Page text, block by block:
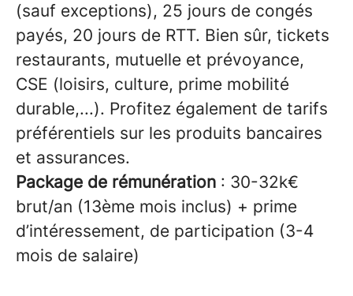
(sauf exceptions), 25 jours de congés
payés, 20 jours de RTT. Bien sûr, tickets
restaurants, mutuelle et prévoyance,
CSE (loisirs, culture, prime mobilité
durable,...). Profitez également de tarifs
préférentiels sur les produits bancaires
et assurances.
Package de rémunération : 30-32k€
brut/an (13ème mois inclus) + prime
d’intéressement, de participation (3-4
mois de salaire)